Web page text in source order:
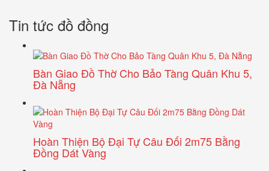
Tin tức đồ đồng
Bàn Giao Đồ Thờ Cho Bảo Tàng Quân Khu 5,
Đà Nẵng
Hoàn Thiện Bộ Đại Tự Câu Đối 2m75 Bằng
Đồng Dát Vàng